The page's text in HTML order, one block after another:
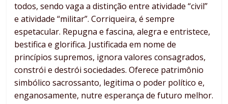
todos, sendo vaga a distinção entre atividade “civil”
e atividade “militar”. Corriqueira, é sempre
espetacular. Repugna e fascina, alegra e entristece,
bestifica e glorifica. Justificada em nome de
princípios supremos, ignora valores consagrados,
constrói e destrói sociedades. Oferece patrimônio
simbólico sacrossanto, legitima o poder político e,
enganosamente, nutre esperança de futuro melhor.